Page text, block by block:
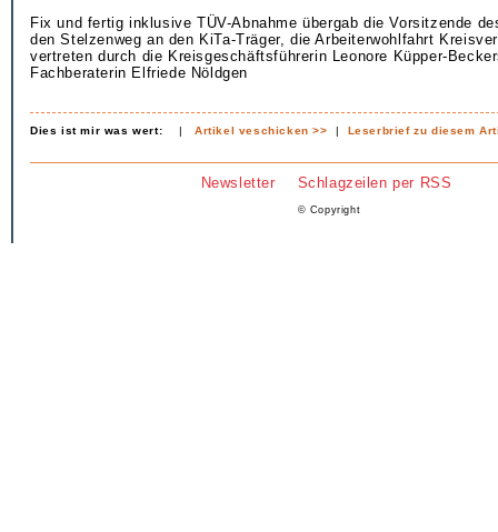
Fix und fertig inklusive TÜV-Abnahme übergab die Vorsitzende
den Stelzenweg an den KiTa-Träger, die Arbeiterwohlfahrt
vertreten durch die Kreisgeschäftsführerin Leonore Küpper-
Fachberaterin Elfriede Nöldgen
Dies ist mir was wert: |Artikel veschicken >> | Leserbrief zu diesem
Newsletter Schlagzeilen per RSS
© Copyright